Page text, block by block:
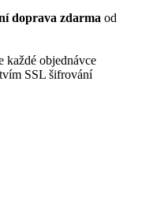
doprava zdarma od
každé objednávce
SSL šifrování